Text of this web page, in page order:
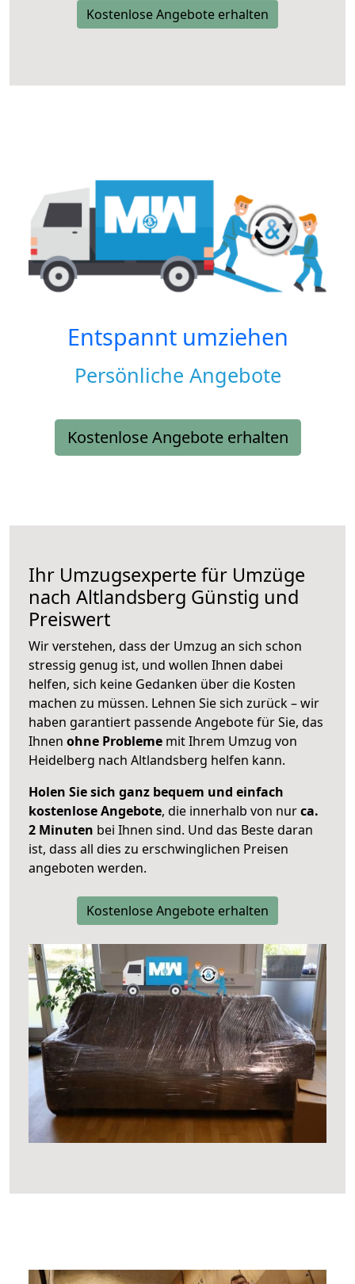
Kostenlose Angebote erhalten
Entspannt umziehen
Persönliche Angebote
Kostenlose Angebote erhalten
Ihr Umzugsexperte für Umzüge
nach Altlandsberg Günstig und
Preiswert
Wir verstehen, dass der Umzug an sich schon
stressig genug ist, und wollen Ihnen dabei
helfen, sich keine Gedanken über die Kosten
machen zu müssen. Lehnen Sie sich zurück – wir
haben garantiert passende Angebote für Sie, das
Ihnen ohne Probleme mit Ihrem Umzug von
Heidelberg nach Altlandsberg helfen kann.
Holen Sie sich ganz bequem und einfach
kostenlose Angebote, die innerhalb von nurca.
2 Minuten bei Ihnen sind. Und das Beste daran
ist, dass all dies zu erschwinglichen Preisen
angeboten werden.
Kostenlose Angebote erhalten